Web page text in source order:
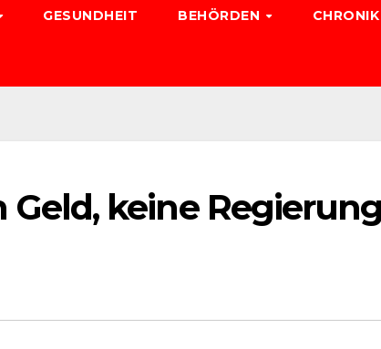
GESUNDHEIT BEHÖRDEN CHRONIK
Geld, keine